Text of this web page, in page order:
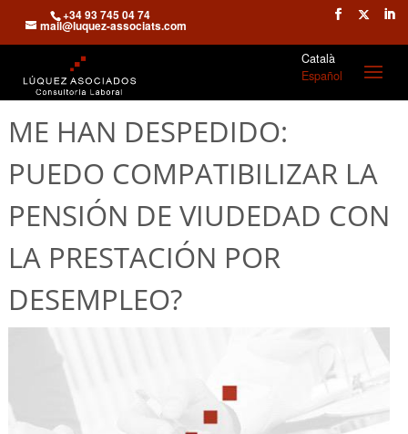
+34 93 745 04 74
mail@luquez-associats.com
Català
Español
ME HAN DESPEDIDO:
PUEDO COMPATIBILIZAR LA
PENSIÓN DE VIUDEDAD CON
LA PRESTACIÓN POR
DESEMPLEO?